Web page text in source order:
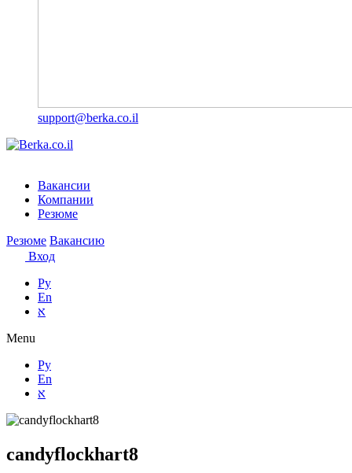
support@berka.co.il
Вакансии
Компании
Резюме
Резюме Вакансию
Вход
Ру
En
א
Menu
Ру
En
א
candyflockhart8